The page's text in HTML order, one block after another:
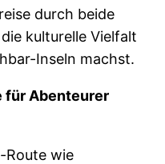
durch beide
kulturelle Vielfalt
Inseln machst.
für Abenteurer
Route wie